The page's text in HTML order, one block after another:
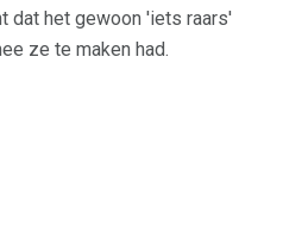
dat het gewoon 'iets raars'
ze te maken had.